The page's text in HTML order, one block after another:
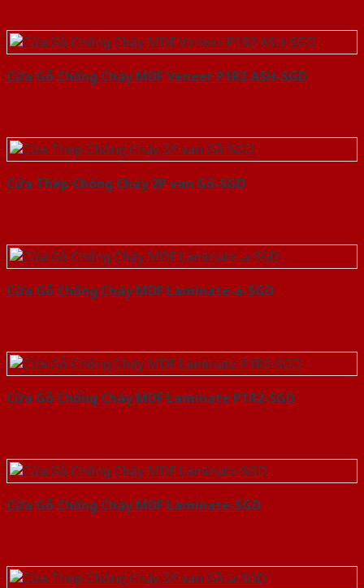
Cửa Gỗ Chống Cháy MDF Veneer P1R2 ASH-SGD
Cửa Thép Chống Cháy 2P van Gỗ-SGD
Cửa Gỗ Chống Cháy MDF Laminate-a-SGD
Cửa Gỗ Chống Cháy MDF Laminate P1R2-SGD
Cửa Gỗ Chống Cháy MDF Laminate-SGD